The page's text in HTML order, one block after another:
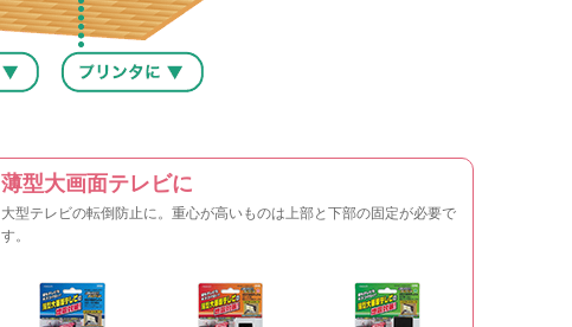
薄型大画面テレビに
大型テレビの転倒防止に。重心が高いものは上部と下部の固定が必要で
す。